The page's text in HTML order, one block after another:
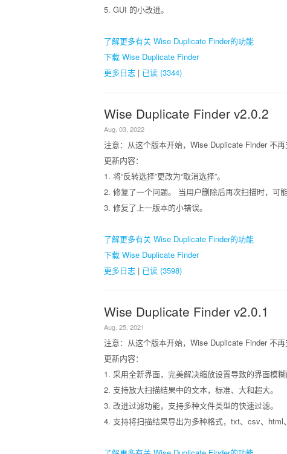
5. GUI 的小改进。
了解更多有关 Wise Duplicate Finder的功能
下载 Wise Duplicate Finder
更多日志 | 已读 (3344)
Wise Duplicate Finder v2.0.2
Aug. 03, 2022
注意：从这个版本开始，Wise Duplicate Finder 不再
更新内容：
1. 将“反转选择”更改为“取消选择”。
2. 修复了一个问题。 当用户删除后再次扫描时，可
3. 修复了上一版本的小错误。
了解更多有关 Wise Duplicate Finder的功能
下载 Wise Duplicate Finder
更多日志 | 已读 (3598)
Wise Duplicate Finder v2.0.1
Aug. 25, 2021
注意：从这个版本开始，Wise Duplicate Finder 不再
更新内容：
1. 采用全新界面，完美解决缩放设置导致的界面模糊
2. 支持放大扫描结果中的文本，标准、大和超大。
3. 改进过滤功能，支持多种文件类型的快速过滤。
4. 支持将扫描结果导出为多种格式，txt、csv、html